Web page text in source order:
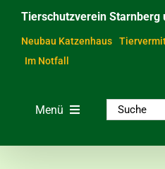
Inhalt
springen
Tierschutzverein Starnberg
Neubau Katzenhaus
Im Notfall
Menü
Suche
nach: